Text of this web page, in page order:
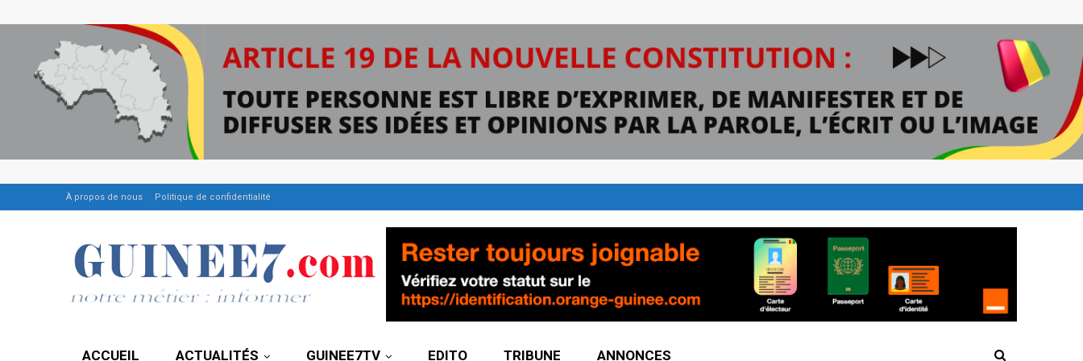
À propos de nous Politique de confidentialité
ACCUEIL ACTUALITÉS GUINEE7TV EDITO TRIBUNE ANNONCES